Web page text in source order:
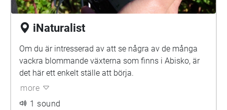
iNaturalist
Om du är intresserad av att se några av de många
vackra blommande växterna som finns i Abisko, är
det här ett enkelt ställe att börja.
more
1 sound